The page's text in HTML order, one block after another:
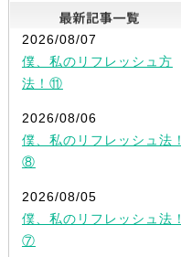
2026/08/07
僕、私のリフレッシュ方
法！⑪
2026/08/06
僕、私のリフレッシュ法！
⑧
2026/08/05
僕、私のリフレッシュ法！
⑦